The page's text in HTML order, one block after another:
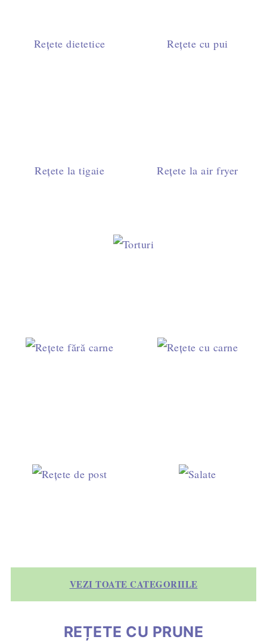
Rețete dietetice Rețete cu pui
Rețete la tigaie Rețete la air fryer
VEZI TOATE CATEGORIILE
REȚETE CU PRUNE